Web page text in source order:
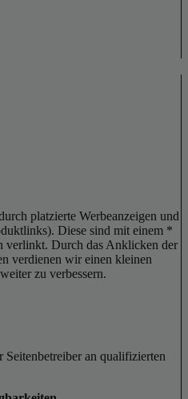
platzierte Werbeanzeigen und
Diese sind mit einem *
verlinkt. Durch das Anklicken der
verdienen wir einen kleinen
zu verbessern.
an qualifizierten